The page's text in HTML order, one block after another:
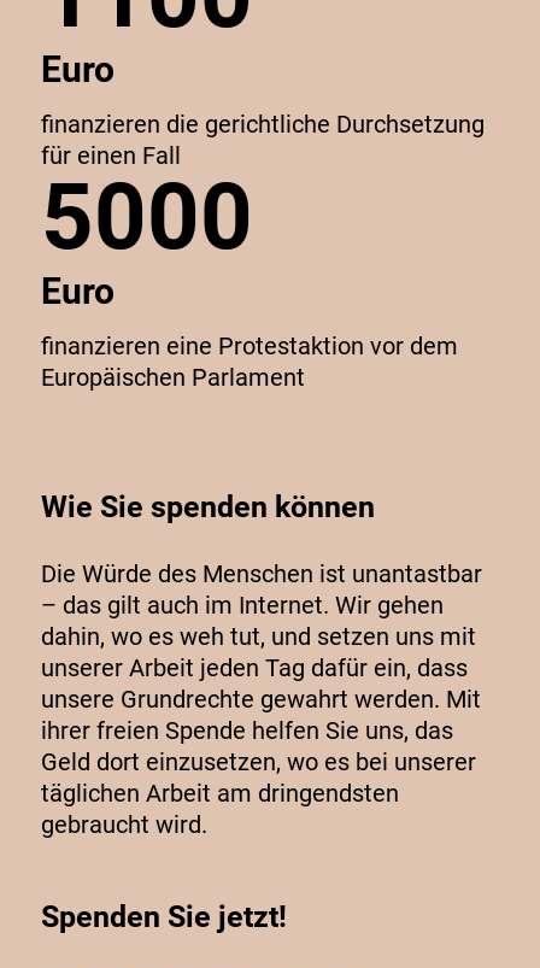
Euro
finanzieren die gerichtliche Durchsetzung
für einen Fall
5000
Euro
finanzieren eine Protestaktion vor dem
Europäischen Parlament
Wie Sie spenden können
Die Würde des Menschen ist unantastbar
– das gilt auch im Internet. Wir gehen
dahin, wo es weh tut, und setzen uns mit
unserer Arbeit jeden Tag dafür ein, dass
unsere Grundrechte gewahrt werden. Mit
ihrer freien Spende helfen Sie uns, das
Geld dort einzusetzen, wo es bei unserer
täglichen Arbeit am dringendsten
gebraucht wird.
Spenden Sie jetzt!